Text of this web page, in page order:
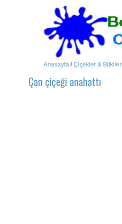
Anasayfa /Çiçekler & Bitkiler
Çan çiçeği anahattı